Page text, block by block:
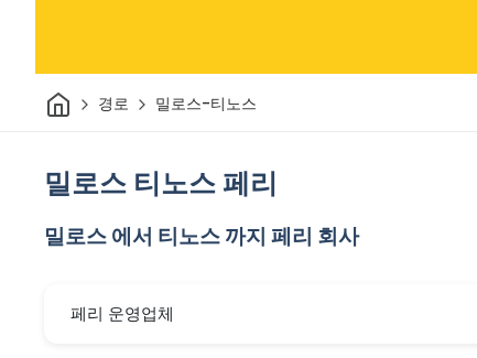
집 경로 밀로스-티노스
밀로스 티노스 페리
밀로스 에서 티노스 까지 페리 회사
페리 운영업체